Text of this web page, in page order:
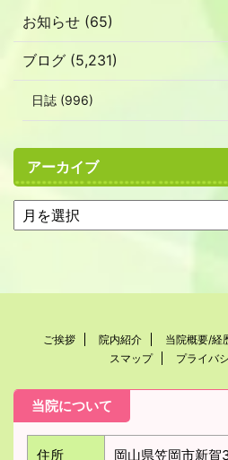
お知らせ (65)
ブログ (5,231)
日誌 (996)
アーカイブ
ご挨拶 院内紹介 当院概要/経
スマップ
プライバ
当院について
住所 岡山県笠岡市新賀